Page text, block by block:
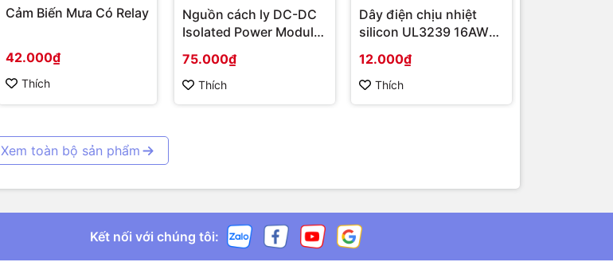
Cảm Biến Mưa Có Relay
42.000₫
Thích
Nguồn cách ly DC-DC
Isolated Power Module
75.000₫
Thích
Dây điện chịu nhiệt
silicon UL3239 16AWG
12.000₫
Thích
Xem toàn bộ sản phẩm
Kết nối với chúng tôi: